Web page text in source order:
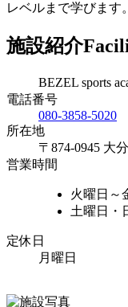
レベルまで学びます
施設紹介
BEZEL sports
電話番号
080-3858-5020
所在地
〒874-0945 大
営業時間
火曜日～
土曜日・
定休日
月曜日